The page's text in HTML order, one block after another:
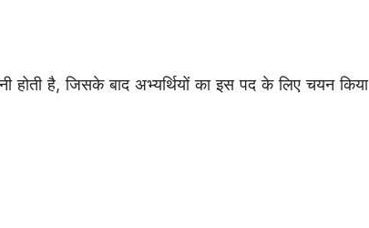
होती है, जिसके बाद अभ्यर्थियों का इस पद के लिए चयन किया